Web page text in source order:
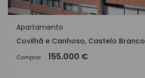
Covilhã e Canhoso, Castelo Branco
Apartamento
Covilhã e Canhoso, Castelo Branco
Comprar 155.000 €